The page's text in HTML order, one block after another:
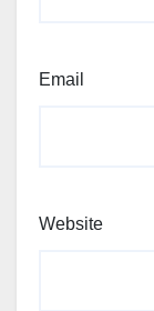
Email
Website